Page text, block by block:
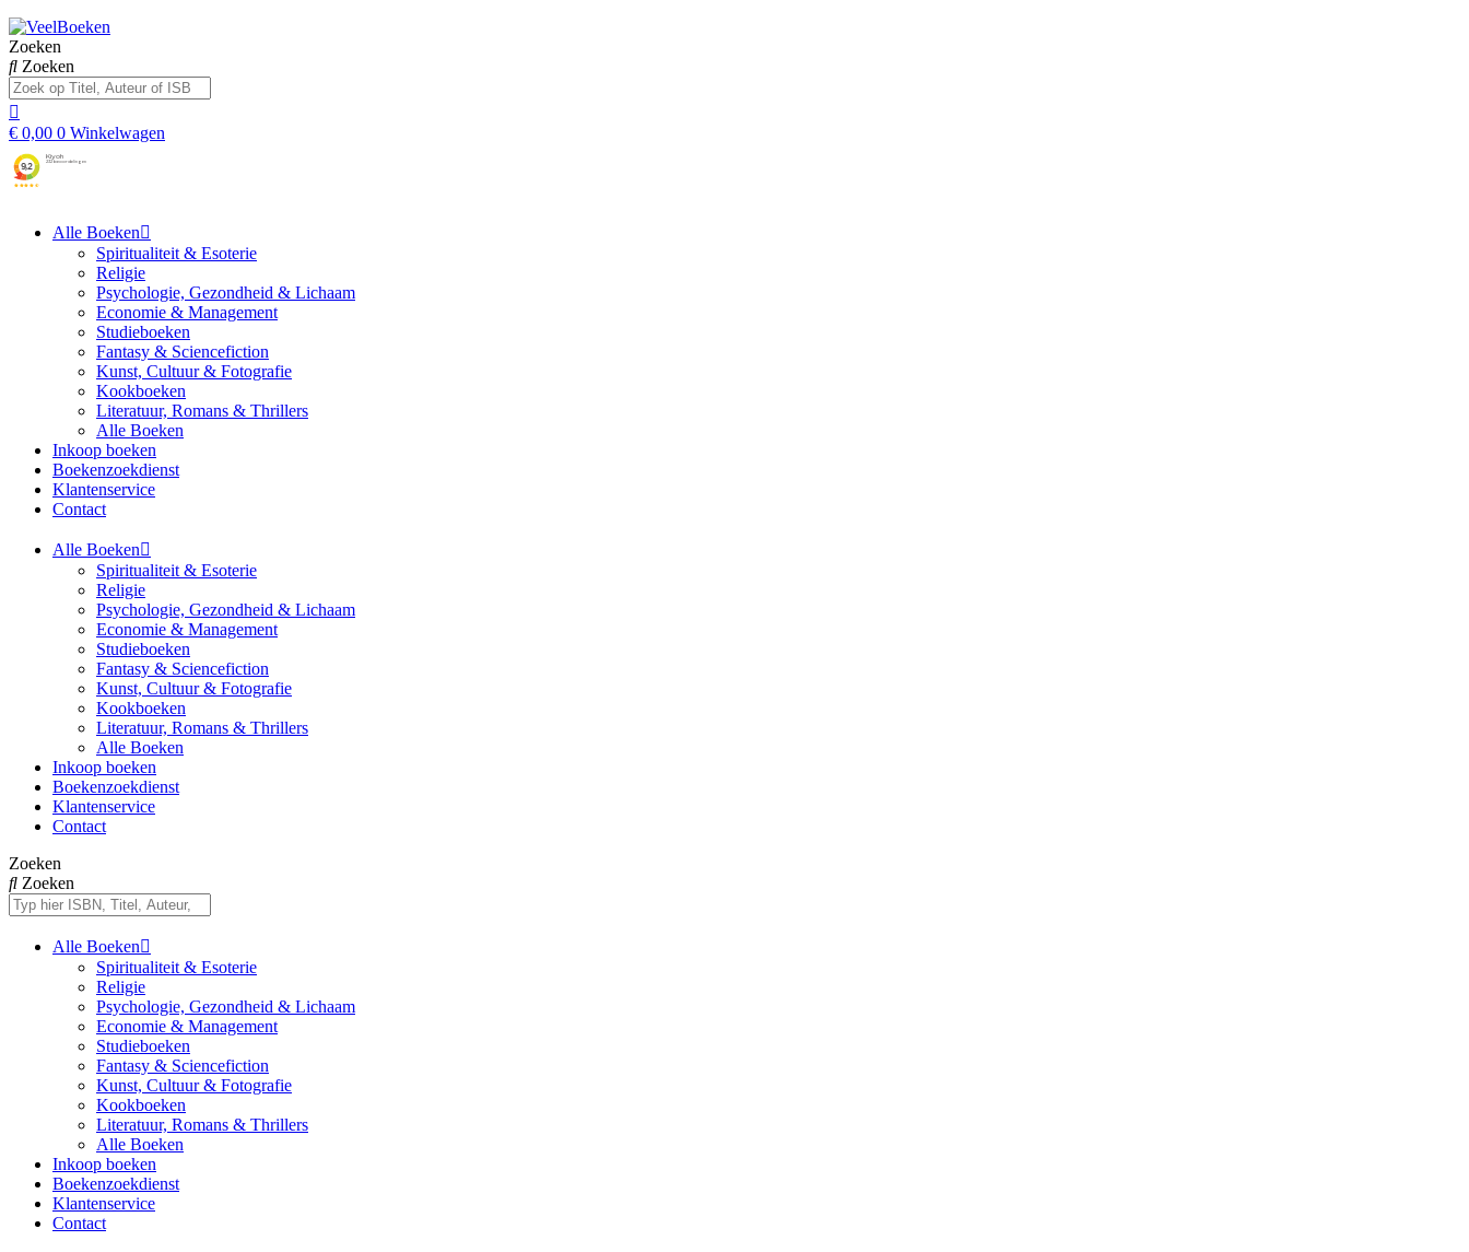
Zoeken
Zoeken
€ 0,00 0 Winkelwagen
Alle Boeken
Spiritualiteit & Esoterie
Religie
Psychologie, Gezondheid & Lichaam
Economie & Management
Studieboeken
Fantasy & Sciencefiction
Kunst, Cultuur & Fotografie
Kookboeken
Literatuur, Romans & Thrillers
Alle Boeken
Inkoop boeken
Boekenzoekdienst
Klantenservice
Contact
Alle Boeken
Spiritualiteit & Esoterie
Religie
Psychologie, Gezondheid & Lichaam
Economie & Management
Studieboeken
Fantasy & Sciencefiction
Kunst, Cultuur & Fotografie
Kookboeken
Literatuur, Romans & Thrillers
Alle Boeken
Inkoop boeken
Boekenzoekdienst
Klantenservice
Contact
Zoeken
Zoeken
Alle Boeken
Spiritualiteit & Esoterie
Religie
Psychologie, Gezondheid & Lichaam
Economie & Management
Studieboeken
Fantasy & Sciencefiction
Kunst, Cultuur & Fotografie
Kookboeken
Literatuur, Romans & Thrillers
Alle Boeken
Inkoop boeken
Boekenzoekdienst
Klantenservice
Contact